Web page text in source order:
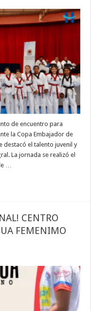
de encuentro para
la Copa Embajador de
destacó el talento juvenil y
La jornada se realizó el
…
CENTRO
FEMENIMO